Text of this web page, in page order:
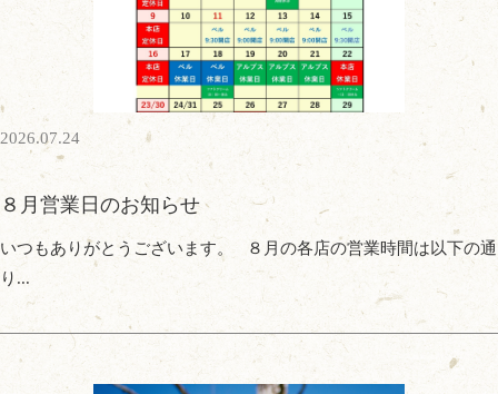
2026.07.24
８月営業日のお知らせ
いつもありがとうございます。 ８月の各店の営業時間は以下の通
り...